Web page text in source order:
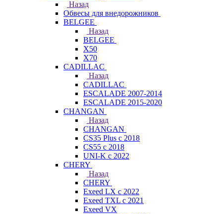
Назад
Обвесы для внедорожников
BELGEE
Назад
BELGEE
X50
X70
CADILLAC
Назад
CADILLAC
ESCALADE 2007-2014
ESCALADE 2015-2020
CHANGAN
Назад
CHANGAN
CS35 Plus с 2018
CS55 с 2018
UNI-K с 2022
CHERY
Назад
CHERY
Exeed LX с 2022
Exeed TXL с 2021
Exeed VX